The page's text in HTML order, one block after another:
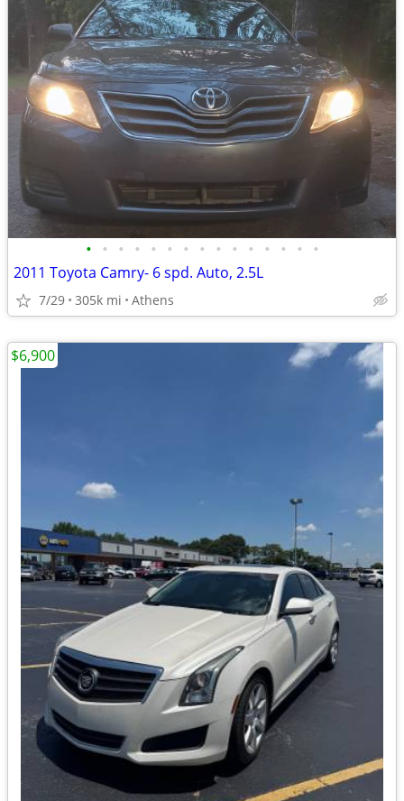
• • • • • • • • • • • • • • •
2011 Toyota Camry- 6 spd. Auto, 2.5L
7/29 305k mi Athens
$6,900